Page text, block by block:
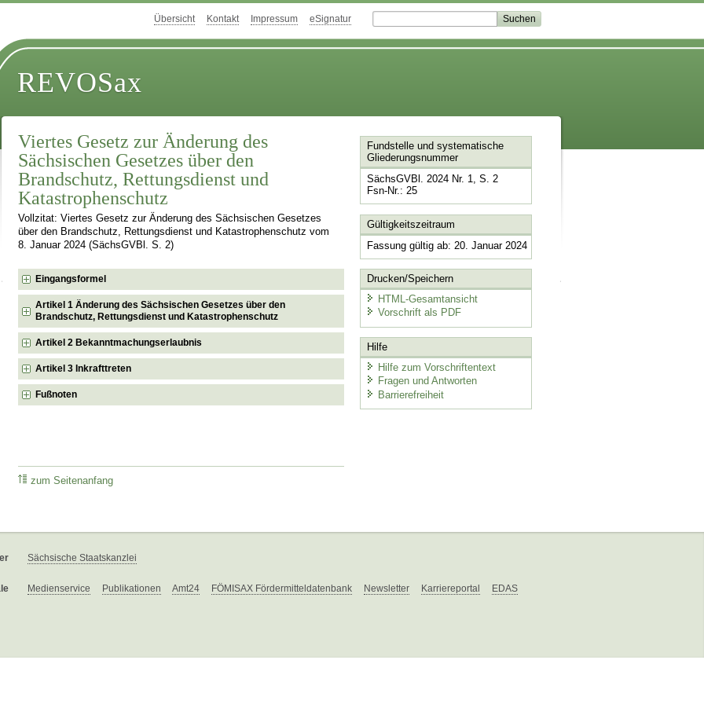
Übersicht Kontakt Impressum eSignatur
REVOSax
Viertes Gesetz zur Änderung des
Sächsischen Gesetzes über den
Brandschutz, Rettungsdienst und
Katastrophenschutz
Vollzitat: Viertes Gesetz zur Änderung des Sächsischen Gesetzes
über den Brandschutz, Rettungsdienst und Katastrophenschutz vom
8. Januar 2024 (SächsGVBl. S. 2)
Eingangsformel
Artikel 1 Änderung des Sächsischen Gesetzes über den
Brandschutz, Rettungsdienst und Katastrophenschutz
Artikel 2 Bekanntmachungserlaubnis
Artikel 3 Inkrafttreten
Fußnoten
zum Seitenanfang
Fundstelle und systematische
Gliederungsnummer
SächsGVBl. 2024 Nr. 1, S. 2
Fsn-Nr.: 25
Gültigkeitszeitraum
Fassung gültig ab: 20. Januar 2024
Drucken/Speichern
HTML-Gesamtansicht
Vorschrift als PDF
Hilfe
Hilfe zum Vorschriftentext
Fragen und Antworten
Barrierefreiheit
Sächsische Staatskanzlei
Medienservice Publikationen Amt24 FÖMISAX Fördermitteldatenbank Newsletter Karriereportal EDAS